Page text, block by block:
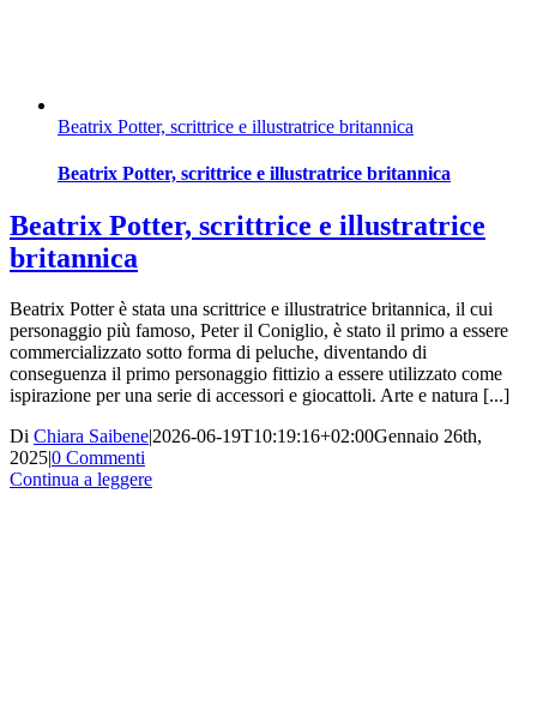
Beatrix Potter, scrittrice e illustratrice britannica
Beatrix Potter, scrittrice e illustratrice britannica
Beatrix Potter, scrittrice e illustratrice
britannica
Beatrix Potter è stata una scrittrice e illustratrice britannica, il cui
personaggio più famoso, Peter il Coniglio, è stato il primo a essere
commercializzato sotto forma di peluche, diventando di
conseguenza il primo personaggio fittizio a essere utilizzato come
ispirazione per una serie di accessori e giocattoli. Arte e natura [...]
Di Chiara Saibene|2026-06-19T10:19:16+02:00Gennaio 26th,
2025|0 Commenti
Continua a leggere